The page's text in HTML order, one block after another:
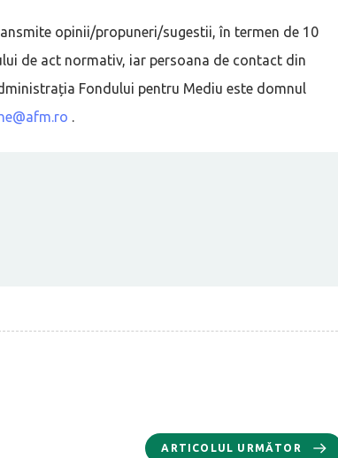
opinii/propuneri/sugestii, în termen de 10
de act normativ, iar persoana de contact din
Fondului pentru Mediu este domnul
.
ARTICOLUL URMĂTOR